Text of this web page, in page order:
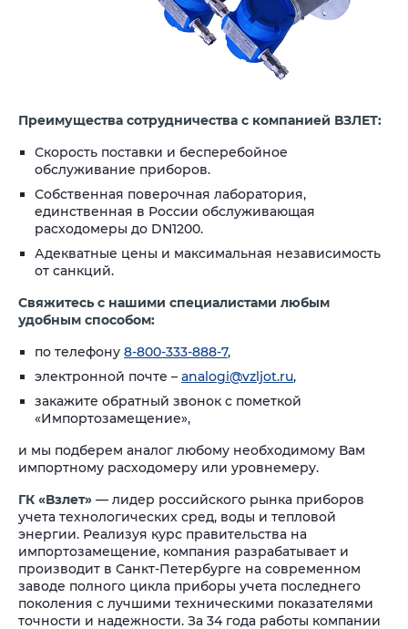
Преимущества сотрудничества с компанией ВЗЛЕТ:
Скорость поставки и бесперебойное
обслуживание приборов.
Собственная поверочная лаборатория,
единственная в России обслуживающая
расходомеры до DN1200.
Адекватные цены и максимальная независимость
от санкций.
Cвяжитесь с нашими специалистами любым
удобным способом:
по телефону 8-800-333-888-7,
электронной почте – analogi@vzljot.ru,
закажите обратный звонок с пометкой
«Импортозамещение»,
и мы подберем аналог любому необходимому Вам
импортному расходомеру или уровнемеру.
ГК «Взлет» — лидер российского рынка приборов
учета технологических сред, воды и тепловой
энергии. Реализуя курс правительства на
импортозамещение, компания разрабатывает и
производит в Санкт-Петербурге на современном
заводе полного цикла приборы учета последнего
поколения с лучшими техническими показателями
точности и надежности. За 34 года работы компании